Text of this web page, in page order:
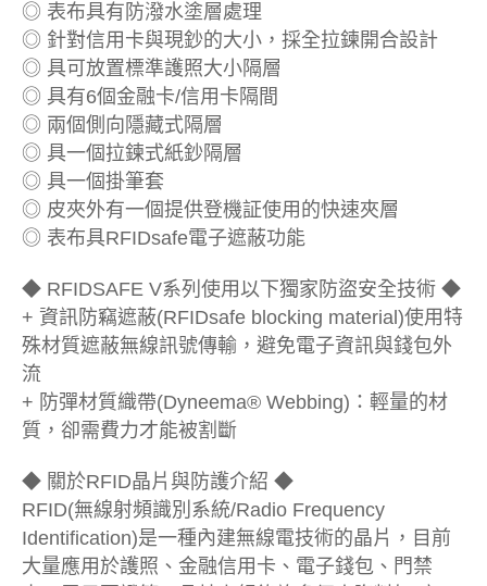
◎ 表布具有防潑水塗層處理
◎ 針對信用卡與現鈔的大小，採全拉鍊開合設計
◎ 具可放置標準護照大小隔層
◎ 具有6個金融卡/信用卡隔間
◎ 兩個側向隱藏式隔層
◎ 具一個拉鍊式紙鈔隔層
◎ 具一個掛筆套
◎ 皮夾外有一個提供登機証使用的快速夾層
◎ 表布具RFIDsafe電子遮蔽功能
◆ RFIDSAFE V系列使用以下獨家防盜安全技術 ◆
+ 資訊防竊遮蔽(RFIDsafe blocking material)使用特
殊材質遮蔽無線訊號傳輸，避免電子資訊與錢包外
流
+ 防彈材質織帶(Dyneema® Webbing)：輕量的材
質，卻需費力才能被割斷
◆ 關於RFID晶片與防護介紹 ◆
RFID(無線射頻識別系統/Radio Frequency
Identification)是一種內建無線電技術的晶片，目前
大量應用於護照、金融信用卡、電子錢包、門禁